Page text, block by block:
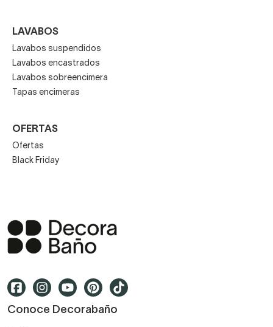
LAVABOS
Lavabos suspendidos
Lavabos encastrados
Lavabos sobreencimera
Tapas encimeras
OFERTAS
Ofertas
Black Friday
Conoce Decorabaño